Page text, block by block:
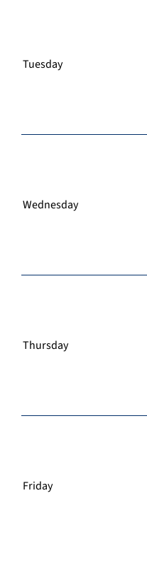
Tuesday
Wednesday
Thursday
Friday